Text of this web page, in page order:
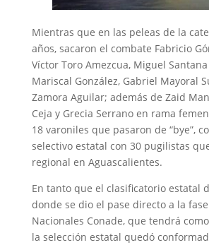
Mientras que en las peleas de la
años, sacaron el combate Fabricio
Víctor Toro Amezcua, Miguel
Mariscal González, Gabriel Mayoral
Zamora Aguilar; además de Zaid
Ceja y Grecia Serrano en rama
18 varoniles que pasaron de “bye”,
selectivo estatal con 30 pugilistas
regional en Aguascalientes.
En tanto que el clasificatorio estatal
donde se dio el pase directo a la
Nacionales Conade, que tendrá
la selección estatal quedó